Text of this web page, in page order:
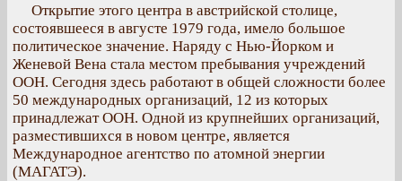
Открытие этого центра в австрийской столице,
состоявшееся в августе 1979 года, имело большое
политическое значение. Наряду с Нью-Йорком и
Женевой Вена стала местом пребывания учреждений
ООН. Сегодня здесь работают в общей сложности более
50 международных организаций, 12 из которых
принадлежат ООН. Одной из крупнейших организаций,
разместившихся в новом центре, является
Международное агентство по атомной энергии
(МАГАТЭ).